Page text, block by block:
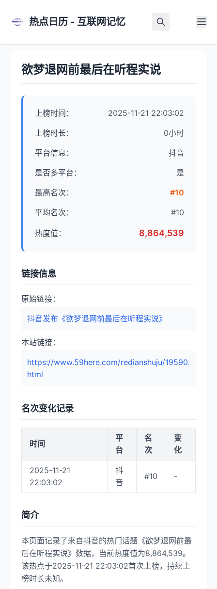
热点日历 - 互联网记忆
欲梦退网前最后在听程实说
上榜时间： 2025-11-21 22:03:02
上榜时长： 0小时
平台信息： 抖音
是否多平台： 是
最高名次： #10
平均名次： #10
热度值： 8,864,539
链接信息
原始链接：
抖音发布《欲梦退网前最后在听程实说》
本站链接：
https://www.59here.com/redianshuju/19590.
html
名次变化记录
时间
平
台
名
次
变
化
2025-11-21
22:03:02
抖
音
#10 -
简介
本页面记录了来自抖音的热门话题《欲梦退网前最
后在听程实说》数据，当前热度值为8,864,539。
该热点于2025-11-21 22:03:02首次上榜，持续上
榜时长未知。